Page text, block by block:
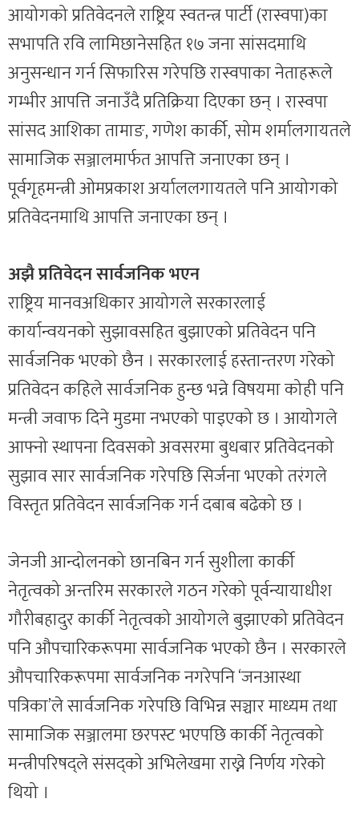
आयोगको प्रतिवेदनले राष्ट्रिय स्वतन्त्र पार्टी (रास्वपा)का
सभापति रवि लामिछानेसहित १७ जना सांसदमाथि
अनुसन्धान गर्न सिफारिस गरेपछि रास्वपाका नेताहरूले
गम्भीर आपत्ति जनाउँदै प्रतिक्रिया दिएका छन् । रास्वपा
सांसद आशिका तामाङ, गणेश कार्की, सोम शर्मालगायतले
सामाजिक सञ्जालमार्फत आपत्ति जनाएका छन् ।
पूर्वगृहमन्त्री ओमप्रकाश अर्याललगायतले पनि आयोगको
प्रतिवेदनमाथि आपत्ति जनाएका छन् ।
अझै प्रतिवेदन सार्वजनिक भएन
राष्ट्रिय मानवअधिकार आयोगले सरकारलाई
कार्यान्वयनको सुझावसहित बुझाएको प्रतिवेदन पनि
सार्वजनिक भएको छैन । सरकारलाई हस्तान्तरण गरेको
प्रतिवेदन कहिले सार्वजनिक हुन्छ भन्ने विषयमा कोही पनि
मन्त्री जवाफ दिने मुडमा नभएको पाइएको छ । आयोगले
आफ्नो स्थापना दिवसको अवसरमा बुधबार प्रतिवेदनको
सुझाव सार सार्वजनिक गरेपछि सिर्जना भएको तरंगले
विस्तृत प्रतिवेदन सार्वजनिक गर्न दबाब बढेको छ ।
जेनजी आन्दोलनको छानबिन गर्न सुशीला कार्की
नेतृत्वको अन्तरिम सरकारले गठन गरेको पूर्वन्यायाधीश
गौरीबहादुर कार्की नेतृत्वको आयोगले बुझाएको प्रतिवेदन
पनि औपचारिकरूपमा सार्वजनिक भएको छैन । सरकारले
औपचारिकरूपमा सार्वजनिक नगरेपनि ‘जनआस्था
पत्रिका’ले सार्वजनिक गरेपछि विभिन्न सञ्चार माध्यम तथा
सामाजिक सञ्जालमा छरपस्ट भएपछि कार्की नेतृत्वको
मन्त्रीपरिषद्ले संसद्को अभिलेखमा राख्ने निर्णय गरेको
थियो ।